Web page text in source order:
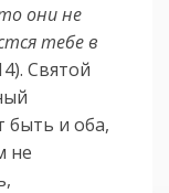
они не
тебе в
Святой
быть и оба,
не